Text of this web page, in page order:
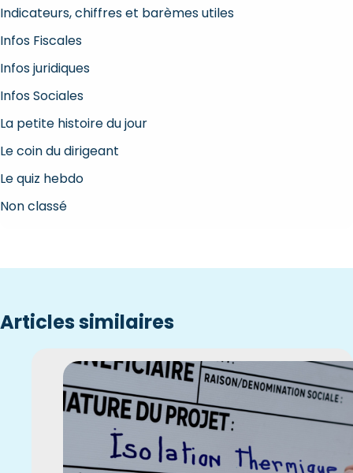
Indicateurs, chiffres et barèmes utiles
Infos Fiscales
Infos juridiques
Infos Sociales
La petite histoire du jour
Le coin du dirigeant
Le quiz hebdo
Non classé
Articles similaires